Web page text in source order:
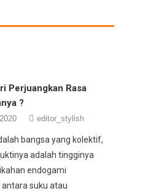
Perjuangkan Rasa
?
editor_stylish
bangsa yang kolektif,
adalah tingginya
endogami
suku atau